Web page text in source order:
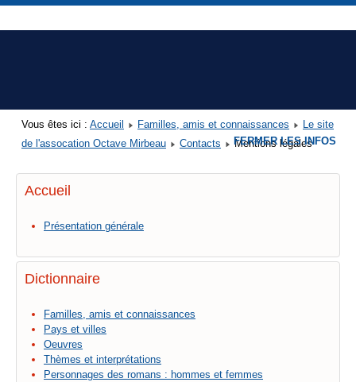
Vous êtes ici : Accueil Familles, amis et connaissances
Le site
de l'assocation Octave Mirbeau
Contacts Mentions légales
Accueil
Présentation générale
Dictionnaire
Familles, amis et connaissances
Pays et villes
Oeuvres
Thèmes et interprétations
Personnages des romans : hommes et femmes
FERMER LES INFOS